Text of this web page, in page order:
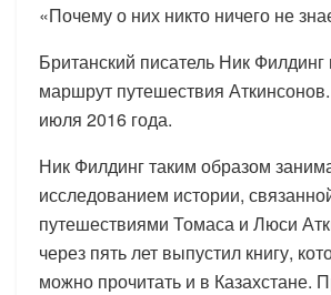
«Почему о них никто ничего не
Британский писатель Ник Филдинг
маршрут путешествия
июля 2016 года.
Ник Филдинг таким образом
исследованием истории,
путешествиями Томаса и Люси
через пять лет выпустил книгу,
можно прочитать и в Казахстане.